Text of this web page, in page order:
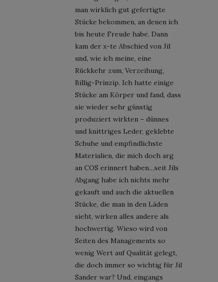
man wirklich gut gefertigte
Stücke bekommen, an denen ich
bis heute Freude habe. Dann
kam der x-te Abschied von Jil
und, wie ich meine, eine
Rückkehr zum, Verzeihung,
Billig-Prinzip. Ich hatte einige
Stücke am Körper und fand, dass
sie wieder sehr günstig
produziert wirkten – dünnes
und knittriges Leder, geklebte
Schuhe und empfindlichste
Materialien, die mich doch arg
an COS erinnert haben…seit Jils
Abgang habe ich nichts mehr
gekauft und auch die aktuellen
Stücke, die man in den Läden
sieht, wirken alles andere als
hochwertig. Wieso wird von
Seiten des Managements so
wenig Wert auf Qualität gelegt,
die doch immer so wichtig für Jil
Sander war? Und, eingangs